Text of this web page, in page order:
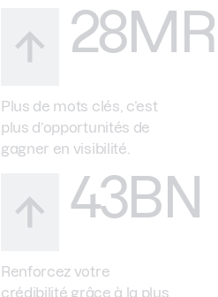
Plus de mots clés, c’est
plus d’opportunités de
gagner en visibilité.
43BN
Renforcez votre
crédibilité grâce à la plus